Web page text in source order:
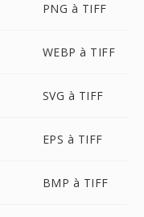
PNG à TIFF
WEBP à TIFF
SVG à TIFF
EPS à TIFF
BMP à TIFF